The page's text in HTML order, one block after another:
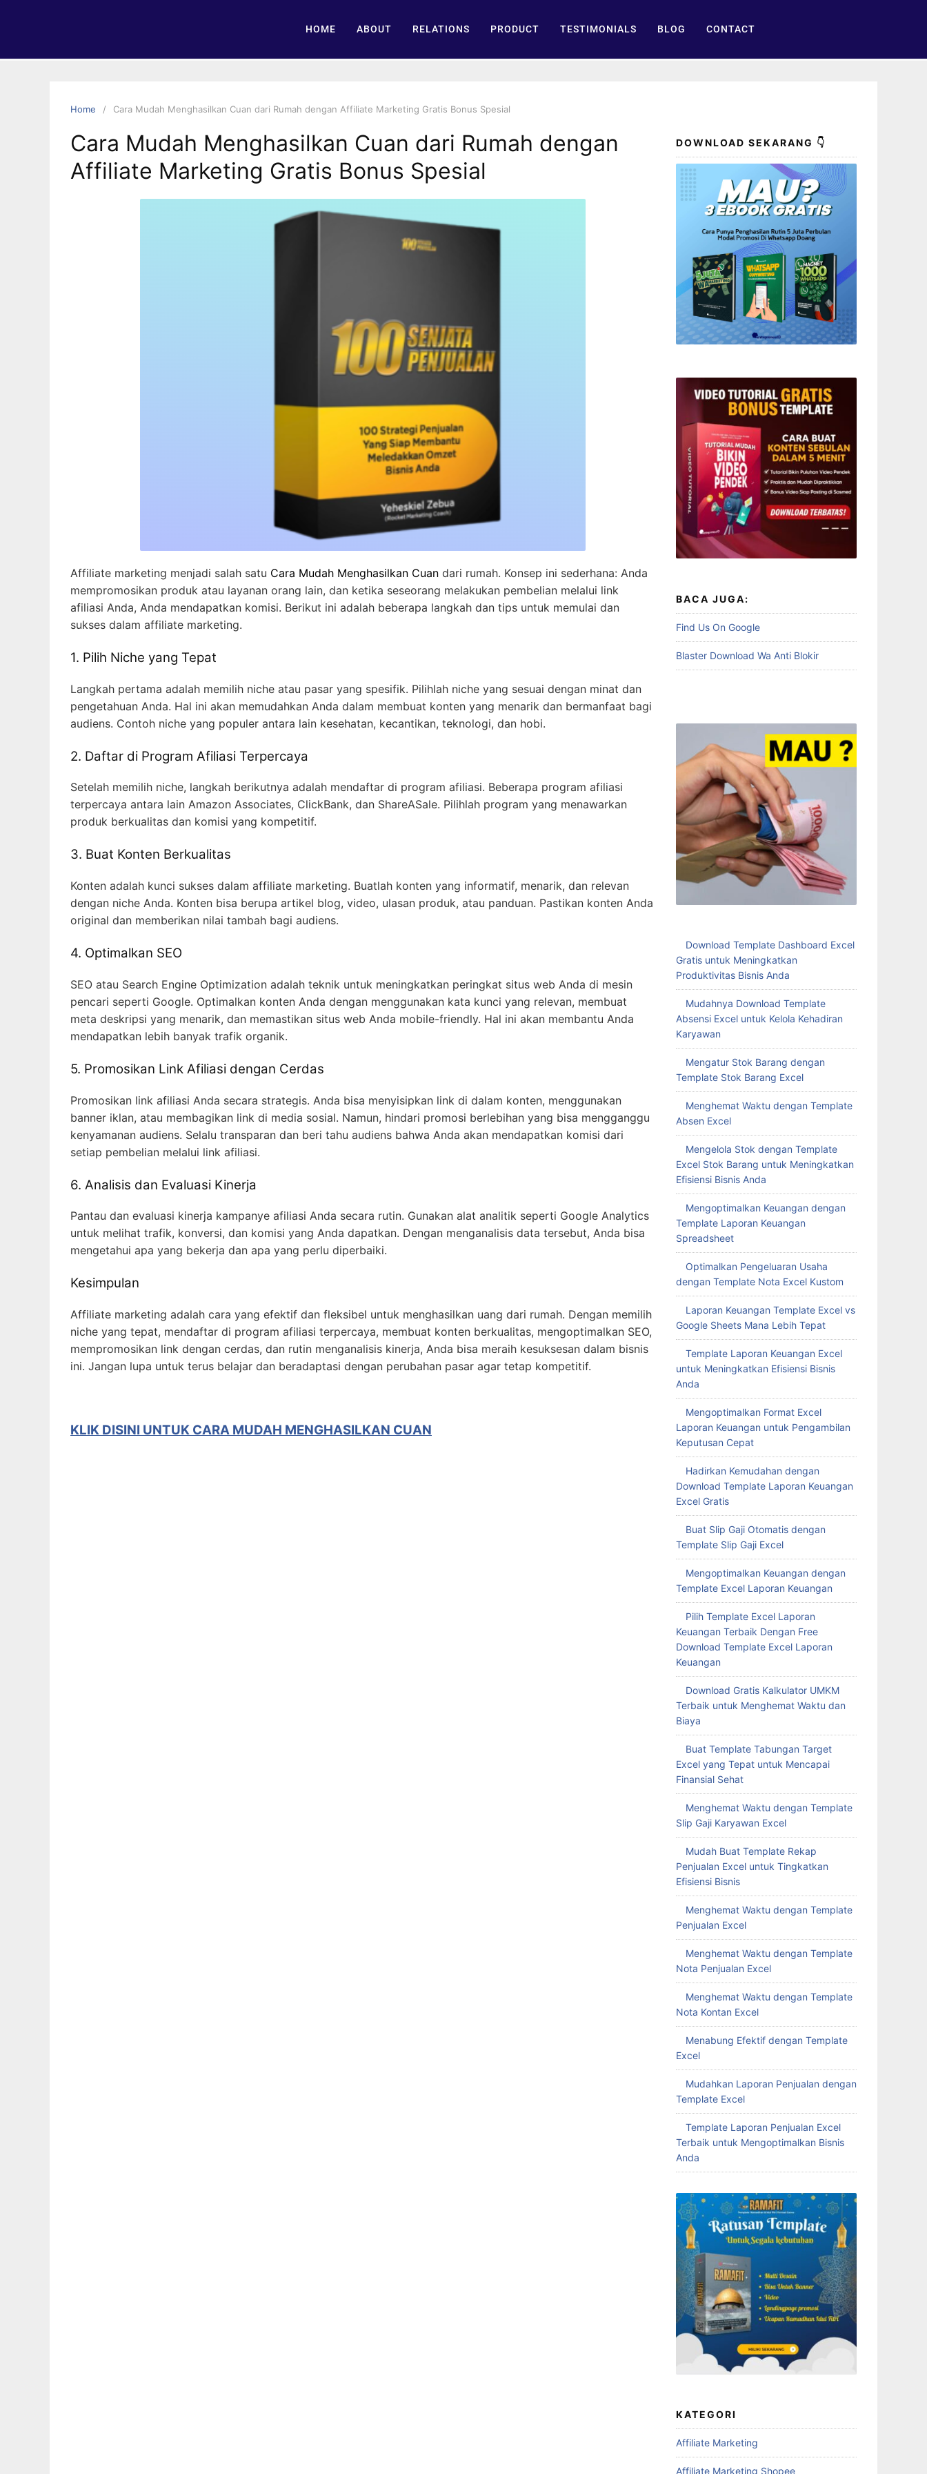
HOME ABOUT RELATIONS PRODUCT TESTIMONIALS BLOG CONTACT
Home Cara Mudah Menghasilkan Cuan dari Rumah dengan Affiliate Marketing Gratis Bonus Spesial
Cara Mudah Menghasilkan Cuan dari Rumah dengan
Affiliate Marketing Gratis Bonus Spesial
Affiliate marketing menjadi salah satu Cara Mudah Menghasilkan Cuan dari rumah. Konsep ini sederhana: Anda
mempromosikan produk atau layanan orang lain, dan ketika seseorang melakukan pembelian melalui link
afiliasi Anda, Anda mendapatkan komisi. Berikut ini adalah beberapa langkah dan tips untuk memulai dan
sukses dalam affiliate marketing.
1. Pilih Niche yang Tepat
Langkah pertama adalah memilih niche atau pasar yang spesifik. Pilihlah niche yang sesuai dengan minat dan
pengetahuan Anda. Hal ini akan memudahkan Anda dalam membuat konten yang menarik dan bermanfaat bagi
audiens. Contoh niche yang populer antara lain kesehatan, kecantikan, teknologi, dan hobi.
2. Daftar di Program Afiliasi Terpercaya
Setelah memilih niche, langkah berikutnya adalah mendaftar di program afiliasi. Beberapa program afiliasi
terpercaya antara lain Amazon Associates, ClickBank, dan ShareASale. Pilihlah program yang menawarkan
produk berkualitas dan komisi yang kompetitif.
3. Buat Konten Berkualitas
Konten adalah kunci sukses dalam affiliate marketing. Buatlah konten yang informatif, menarik, dan relevan
dengan niche Anda. Konten bisa berupa artikel blog, video, ulasan produk, atau panduan. Pastikan konten Anda
original dan memberikan nilai tambah bagi audiens.
4. Optimalkan SEO
SEO atau Search Engine Optimization adalah teknik untuk meningkatkan peringkat situs web Anda di mesin
pencari seperti Google. Optimalkan konten Anda dengan menggunakan kata kunci yang relevan, membuat
meta deskripsi yang menarik, dan memastikan situs web Anda mobile-friendly. Hal ini akan membantu Anda
mendapatkan lebih banyak trafik organik.
5. Promosikan Link Afiliasi dengan Cerdas
Promosikan link afiliasi Anda secara strategis. Anda bisa menyisipkan link di dalam konten, menggunakan
banner iklan, atau membagikan link di media sosial. Namun, hindari promosi berlebihan yang bisa mengganggu
kenyamanan audiens. Selalu transparan dan beri tahu audiens bahwa Anda akan mendapatkan komisi dari
setiap pembelian melalui link afiliasi.
6. Analisis dan Evaluasi Kinerja
Pantau dan evaluasi kinerja kampanye afiliasi Anda secara rutin. Gunakan alat analitik seperti Google Analytics
untuk melihat trafik, konversi, dan komisi yang Anda dapatkan. Dengan menganalisis data tersebut, Anda bisa
mengetahui apa yang bekerja dan apa yang perlu diperbaiki.
Kesimpulan
Affiliate marketing adalah cara yang efektif dan fleksibel untuk menghasilkan uang dari rumah. Dengan memilih
niche yang tepat, mendaftar di program afiliasi terpercaya, membuat konten berkualitas, mengoptimalkan SEO,
mempromosikan link dengan cerdas, dan rutin menganalisis kinerja, Anda bisa meraih kesuksesan dalam bisnis
ini. Jangan lupa untuk terus belajar dan beradaptasi dengan perubahan pasar agar tetap kompetitif.
KLIK DISINI UNTUK CARA MUDAH MENGHASILKAN CUAN
DOWNLOAD SEKARANG 👇
BACA JUGA:
Find Us On Google
Blaster Download Wa Anti Blokir
Download Template Dashboard Excel
Gratis untuk Meningkatkan
Produktivitas Bisnis Anda
Mudahnya Download Template
Absensi Excel untuk Kelola Kehadiran
Karyawan
Mengatur Stok Barang dengan
Template Stok Barang Excel
Menghemat Waktu dengan Template
Absen Excel
Mengelola Stok dengan Template
Excel Stok Barang untuk Meningkatkan
Efisiensi Bisnis Anda
Mengoptimalkan Keuangan dengan
Template Laporan Keuangan
Spreadsheet
Optimalkan Pengeluaran Usaha
dengan Template Nota Excel Kustom
Laporan Keuangan Template Excel vs
Google Sheets Mana Lebih Tepat
Template Laporan Keuangan Excel
untuk Meningkatkan Efisiensi Bisnis
Anda
Mengoptimalkan Format Excel
Laporan Keuangan untuk Pengambilan
Keputusan Cepat
Hadirkan Kemudahan dengan
Download Template Laporan Keuangan
Excel Gratis
Buat Slip Gaji Otomatis dengan
Template Slip Gaji Excel
Mengoptimalkan Keuangan dengan
Template Excel Laporan Keuangan
Pilih Template Excel Laporan
Keuangan Terbaik Dengan Free
Download Template Excel Laporan
Keuangan
Download Gratis Kalkulator UMKM
Terbaik untuk Menghemat Waktu dan
Biaya
Buat Template Tabungan Target
Excel yang Tepat untuk Mencapai
Finansial Sehat
Menghemat Waktu dengan Template
Slip Gaji Karyawan Excel
Mudah Buat Template Rekap
Penjualan Excel untuk Tingkatkan
Efisiensi Bisnis
Menghemat Waktu dengan Template
Penjualan Excel
Menghemat Waktu dengan Template
Nota Penjualan Excel
Menghemat Waktu dengan Template
Nota Kontan Excel
Menabung Efektif dengan Template
Excel
Mudahkan Laporan Penjualan dengan
Template Excel
Template Laporan Penjualan Excel
Terbaik untuk Mengoptimalkan Bisnis
Anda
KATEGORI
Affiliate Marketing
Affiliate Marketing Shopee